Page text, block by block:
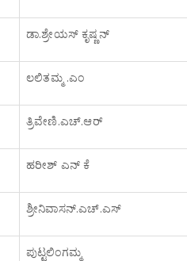
ಡಾ.ಶ್ರೇಯಸ್ ಕೃಷ್ಣನ್
ಲಲಿತಮ್ಮ .ಎಂ
ತ್ರಿವೇಣಿ.ಎಚ್.ಆರ್
ಹರೀಶ್ ಎನ್ ಕೆ
ಶ್ರೀನಿವಾಸನ್.ಎಚ್.ಎಸ್
ಪುಟ್ಟಲಿಂಗಮ್ಮ